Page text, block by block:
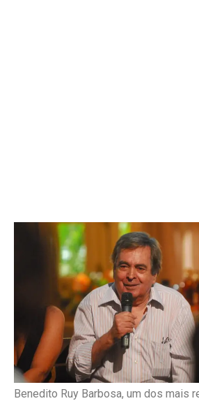
Benedito Ruy Barbosa, um dos mais